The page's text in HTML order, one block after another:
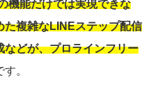
機能だけでは実現できな
た複雑なLINEステップ配信
などが、プロラインフリー
す。